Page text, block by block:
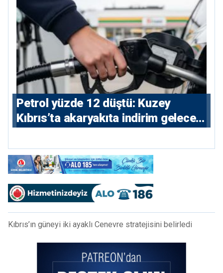
Petrol yüzde 12 düştü: Kuzey
Kıbrıs’ta akaryakıta indirim gelecek
Kıbrıs’ın güneyi iki ayaklı Cenevre stratejisini belirledi